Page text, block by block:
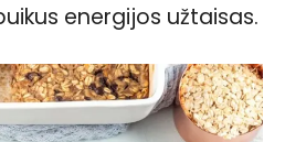
energijos užtaisas.